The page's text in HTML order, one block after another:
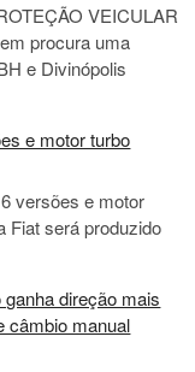
VEICULAR
procura uma
e Divinópolis
e motor turbo
versões e motor
Fiat será produzido
direção mais
câmbio manual